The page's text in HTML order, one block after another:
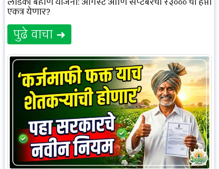
एकत्र येणार?
पुढे वाचा ➜